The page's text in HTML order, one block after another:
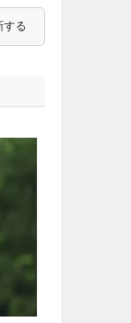
する